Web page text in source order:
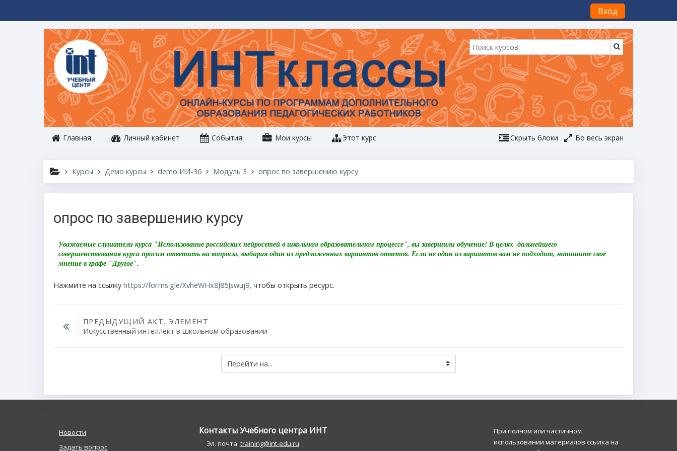
Вход
Главная Личный кабинет События Мои курсы Этот курс Скрыть блоки Во весь экран
Курсы Демо курсы demo ИИ-36 Модуль 3 опрос по завершению курсу
опрос по завершению курсу
Уважаемые слушатели курса "Использование российских нейросетей в школьном образовательном процессе", вы завершили обучение! В целях дальнейшего
совершенствования курса просим ответить на вопросы, выбирая один из предложенных вариантов ответов. Если не один из вариантов вам не подходит, напишите свое
мнение в графе "Другое".
Нажмите на ссылку https://forms.gle/XvheWHx8J85Jswuj9, чтобы открыть ресурс.
ПРЕДЫДУЩИЙ АКТ. ЭЛЕМЕНТ
Искусственный интеллект в школьном образовании
Новости
Задать вопрос
Контакты Учебного центра ИНT
Эл. почта: training@int-edu.ru
При полном или частичном
использовании материалов ссылка на